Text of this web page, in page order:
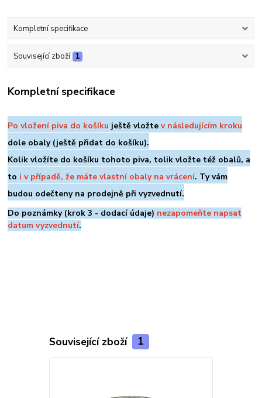
Kompletní specifikace
Související zboží 1
Kompletní specifikace
Po vložení piva do košíku ještě vložtev následujícím kroku
dole obaly (ještě přidat do košíku).
Kolik vložíte do košíku tohoto piva, tolik vložte též obalů, a
to i v případě, že máte vlastní obaly na vrácení. Ty vám
budou odečteny na prodejně při vyzvednutí.
Do poznámky (krok 3 - dodací údaje) nezapomeňte napsat
datum vyzvednutí.
Související zboží 1